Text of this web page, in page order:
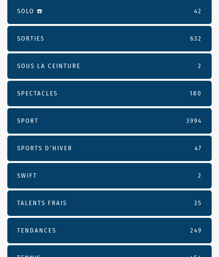
SOLO ☎️ 42
SORTIES 632
SOUS LA CEINTURE 2
SPECTACLES 180
SPORT 3994
SPORTS D'HIVER 47
SWIFT 2
TALENTS FRAIS 35
TENDANCES 249